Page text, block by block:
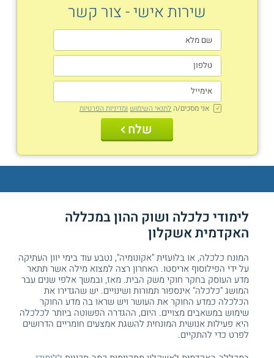
שירות אישי - צור קשר
אני מסכים/ה לתנאי השימוש ומדיניות הפרטיות
שלח
לימודי כלכלה ושוק ההון במכללה
האקדמית אשקלון
המונח כלכלה, או בלועזית "אקונומיה", נטבע עוד בימי יוון העתיקה
על ידי הפילוסוף אריסטו. האחרון רצה למצוא מילה אשר תתאר
מדע העוסק בחקר חוקי משק הבית. מאז, ובמשך אלפי שנים עבר
המושג "כלכלה" אינספור תמורות ושינויים. יש שהגדירו את
הכלכלה כמדע החוקר את העושר ויש שראו בה מדע החוקר
שימוש במשאבים מצויים. היום, ההגדרה הפשוטה ביותר לכלכלה
היא פעילות אנושית המונחית להשגת אמצעים חומריים הדרושים
לפרט כדי להתקיים.